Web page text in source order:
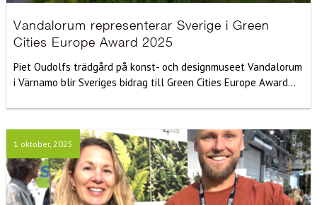
Vandalorum representerar Sverige i Green
Cities Europe Award 2025
Piet Oudolfs trädgård på konst- och designmuseet Vandalorum
i Värnamo blir Sveriges bidrag till Green Cities Europe Award...
1 oktober, 2025